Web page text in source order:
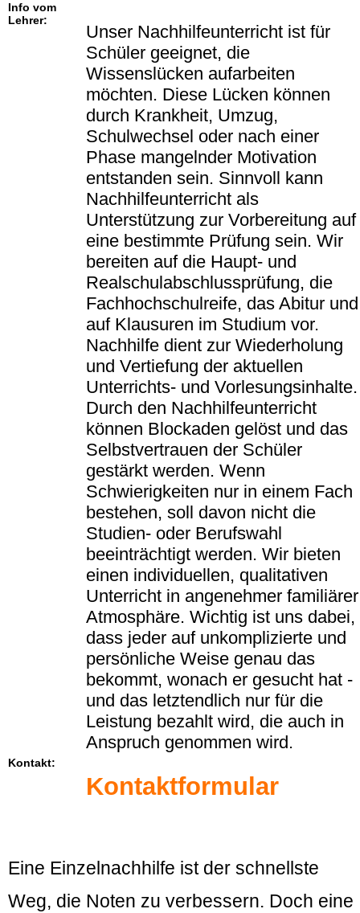
Info vom
Lehrer:
Unser Nachhilfeunterricht ist für
Schüler geeignet, die
Wissenslücken aufarbeiten
möchten. Diese Lücken können
durch Krankheit, Umzug,
Schulwechsel oder nach einer
Phase mangelnder Motivation
entstanden sein. Sinnvoll kann
Nachhilfeunterricht als
Unterstützung zur Vorbereitung auf
eine bestimmte Prüfung sein. Wir
bereiten auf die Haupt- und
Realschulabschlussprüfung, die
Fachhochschulreife, das Abitur und
auf Klausuren im Studium vor.
Nachhilfe dient zur Wiederholung
und Vertiefung der aktuellen
Unterrichts- und Vorlesungsinhalte.
Durch den Nachhilfeunterricht
können Blockaden gelöst und das
Selbstvertrauen der Schüler
gestärkt werden. Wenn
Schwierigkeiten nur in einem Fach
bestehen, soll davon nicht die
Studien- oder Berufswahl
beeinträchtigt werden. Wir bieten
einen individuellen, qualitativen
Unterricht in angenehmer familiärer
Atmosphäre. Wichtig ist uns dabei,
dass jeder auf unkomplizierte und
persönliche Weise genau das
bekommt, wonach er gesucht hat -
und das letztendlich nur für die
Leistung bezahlt wird, die auch in
Anspruch genommen wird.
Kontakt:
Kontaktformular
Eine Einzelnachhilfe ist der schnellste
Weg, die Noten zu verbessern. Doch eine